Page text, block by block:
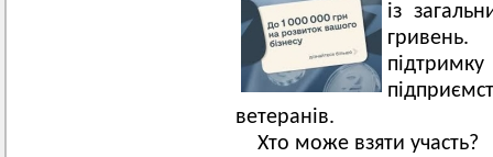
із
ветеранів.
Хто може взяти участь?